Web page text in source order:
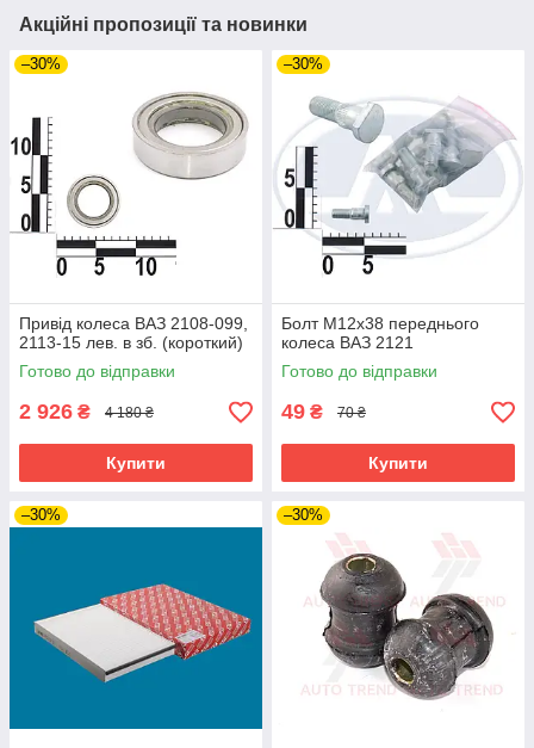
Акційні пропозиції та новинки
–30%
Привід колеса ВАЗ 2108-099,
2113-15 лев. в зб. (короткий)
Готово до відправки
2 926 ₴ 4 180 ₴
Купити
–30%
Болт М12х38 переднього
колеса ВАЗ 2121
Готово до відправки
49 ₴ 70 ₴
Купити
–30% –30%